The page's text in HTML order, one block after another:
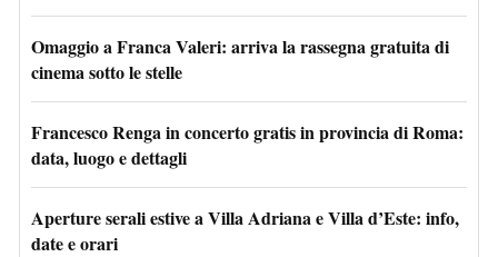
Omaggio a Franca Valeri: arriva la rassegna gratuita di
cinema sotto le stelle
Francesco Renga in concerto gratis in provincia di Roma:
data, luogo e dettagli
Aperture serali estive a Villa Adriana e Villa d’Este: info,
date e orari